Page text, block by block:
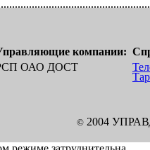
компании:
ОАО ДОСТ
© 2004